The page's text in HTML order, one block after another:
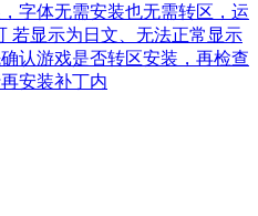
字体无需安装也无需转区，运
若显示为日文、无法正常显示
认游戏是否转区安装，再检查
安装补丁内